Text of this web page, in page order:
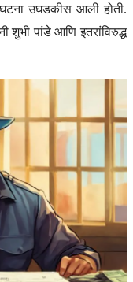
उघडकीस आली होती.
शुभी पांडे आणि इतरांविरुद्ध